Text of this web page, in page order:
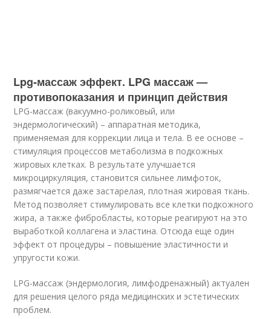
Lpg-массаж эффект. LPG массаж —
противопоказания и принцип действия
LPG-массаж (вакуумно-роликовый, или
эндермологический) – аппаратная методика,
применяемая для коррекции лица и тела. В ее основе –
стимуляция процессов метаболизма в подкожных
жировых клетках. В результате улучшается
микроциркуляция, становится сильнее лимфоток,
размягчается даже застарелая, плотная жировая ткань.
Метод позволяет стимулировать все клетки подкожного
жира, а также фибробласты, которые реагируют на это
выработкой коллагена и эластина. Отсюда еще один
эффект от процедуры – повышение эластичности и
упругости кожи.
LPG-массаж (эндермология, лимфодренажный) актуален
для решения целого ряда медицинских и эстетических
проблем.